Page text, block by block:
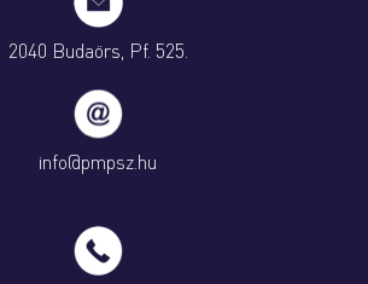
2040 Budaörs, Pf. 525.
info@pmpsz.hu